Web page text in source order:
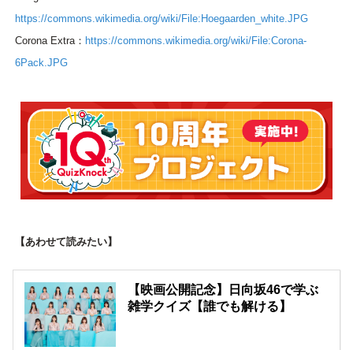
https://commons.wikimedia.org/wiki/File:Hoegaarden_white.JPG
Corona Extra： https://commons.wikimedia.org/wiki/File:Corona-
6Pack.JPG
【あわせて読みたい】
【映画公開記念】日向坂46で学ぶ
雑学クイズ【誰でも解ける】